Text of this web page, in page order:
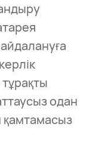
одан
қамтамасыз